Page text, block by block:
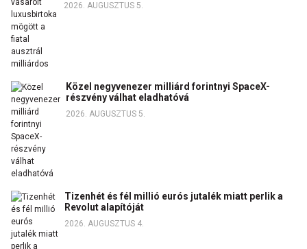
2026. AUGUSZTUS 5.
Közel negyvenezer milliárd forintnyi SpaceX-
részvény válhat eladhatóvá
2026. AUGUSZTUS 5.
Tizenhét és fél millió eurós jutalék miatt perlik a
Revolut alapítóját
2026. AUGUSZTUS 4.